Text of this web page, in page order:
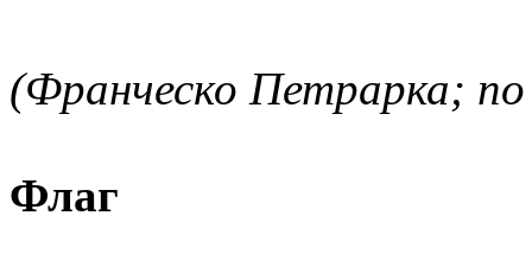
(Франческо Петрарка;
Флаг